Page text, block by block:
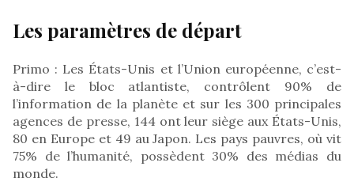
Les paramètres de départ
Primo : Les États-Unis et l’Union européenne, c’est-
à-dire le bloc atlantiste, contrôlent 90% de
l’information de la planète et sur les 300 principales
agences de presse, 144 ont leur siège aux États-Unis,
80 en Europe et 49 au Japon. Les pays pauvres, où vit
75% de l’humanité, possèdent 30% des médias du
monde.